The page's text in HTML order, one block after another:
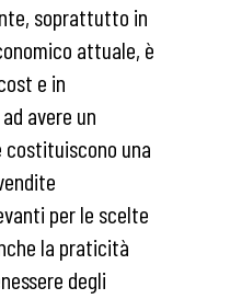
soprattutto in
attuale, è
e in
avere un
una
per le scelte
la praticità
degli